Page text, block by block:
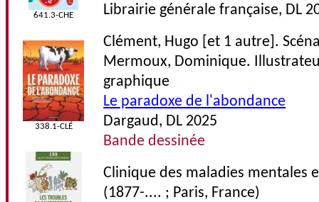
641.3-CHE
Librairie générale française, DL
338.1-CLÉ
Clément, Hugo [et 1 autre].
Mermoux, Dominique.
graphique
Le paradoxe de l'abondance
Dargaud, DL 2025
Bande dessinée
Clinique des maladies mentales
(1877-.... ; Paris, France)